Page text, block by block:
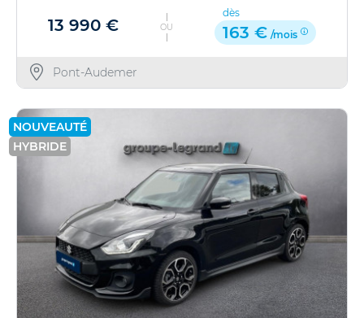
13 990 € OU
dès
163 € /mois
Pont-Audemer
NOUVEAUTÉ
HYBRIDE